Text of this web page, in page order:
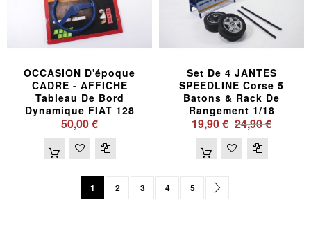
OCCASION D'époque
CADRE - AFFICHE
Tableau De Bord
Dynamique FIAT 128
50,00 €
Set De 4 JANTES
SPEEDLINE Corse 5
Batons & Rack De
Rangement 1/18
19,90 € 24,90 €
Vous lisez actuellement la page
1 Page
2 Page
3 Page
4 Page
5